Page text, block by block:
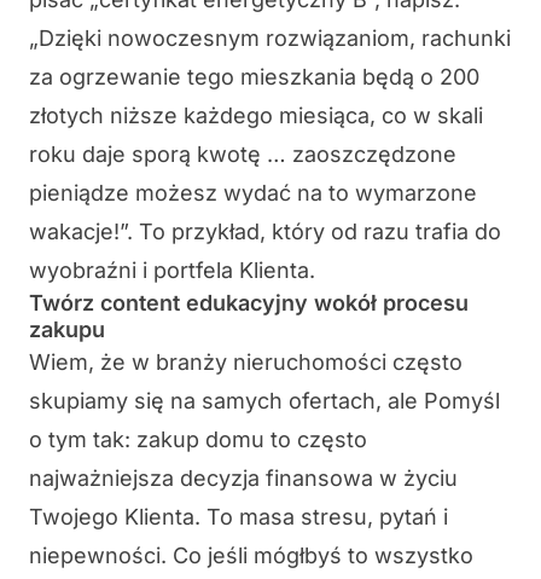
„Dzięki nowoczesnym rozwiązaniom, rachunki
za ogrzewanie tego mieszkania będą o 200
złotych niższe każdego miesiąca, co w skali
roku daje sporą kwotę … zaoszczędzone
pieniądze możesz wydać na to wymarzone
wakacje!”. To przykład, który od razu trafia do
wyobraźni i portfela Klienta.
Twórz content edukacyjny wokół procesu
zakupu
Wiem, że w branży nieruchomości często
skupiamy się na samych ofertach, ale Pomyśl
o tym tak: zakup domu to często
najważniejsza decyzja finansowa w życiu
Twojego Klienta. To masa stresu, pytań i
niepewności. Co jeśli mógłbyś to wszystko